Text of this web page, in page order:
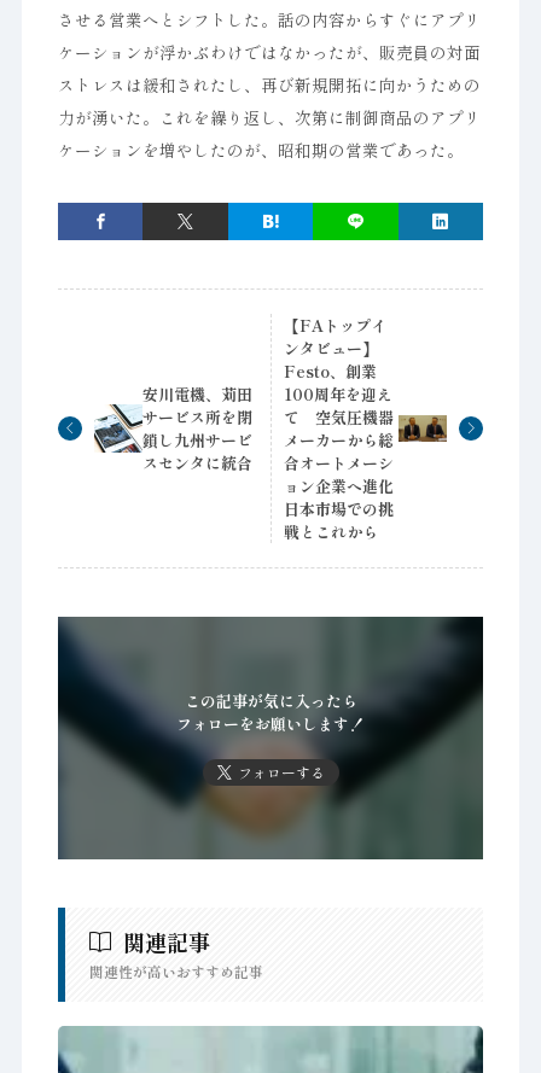
させる営業へとシフトした。話の内容からすぐにアプリ
ケーションが浮かぶわけではなかったが、販売員の対面
ストレスは緩和されたし、再び新規開拓に向かうための
力が湧いた。これを繰り返し、次第に制御商品のアプリ
ケーションを増やしたのが、昭和期の営業であった。
安川電機、苅田
サービス所を閉
鎖し九州サービ
スセンタに統合
【FAトップイ
ンタビュー】
Festo、創業
100周年を迎え
て 空気圧機器
メーカーから総
合オートメーシ
ョン企業へ進化
日本市場での挑
戦とこれから
この記事が気に入ったら
フォローをお願いします！
フォローする
関連記事
関連性が高いおすすめ記事